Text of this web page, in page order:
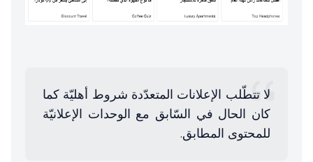
لا تتطّلب الإعلانات المتعدّدة شروط أهليّة كما
كان الحال في السّابق مع الوحدات الإعلانيّة
للمحتوى المطابق.